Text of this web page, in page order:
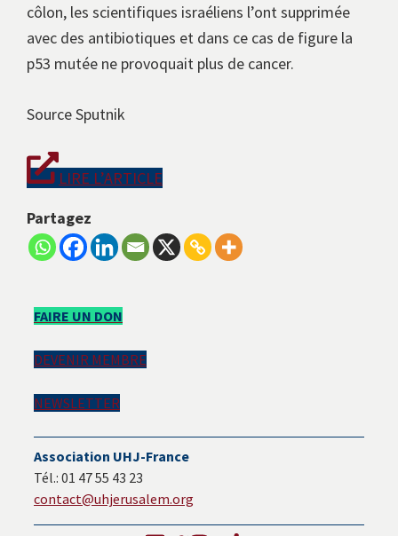
côlon, les scientifiques israéliens l’ont supprimée
avec des antibiotiques et dans ce cas de figure la
p53 mutée ne provoquait plus de cancer.
Source Sputnik
LIRE L’ARTICLE
Partagez
Barre
principale
FAIRE UN DON
DEVENIR MEMBRE
NEWSLETTER
Association UHJ-France
Tél.: 01 47 55 43 23
contact@uhjerusalem.org